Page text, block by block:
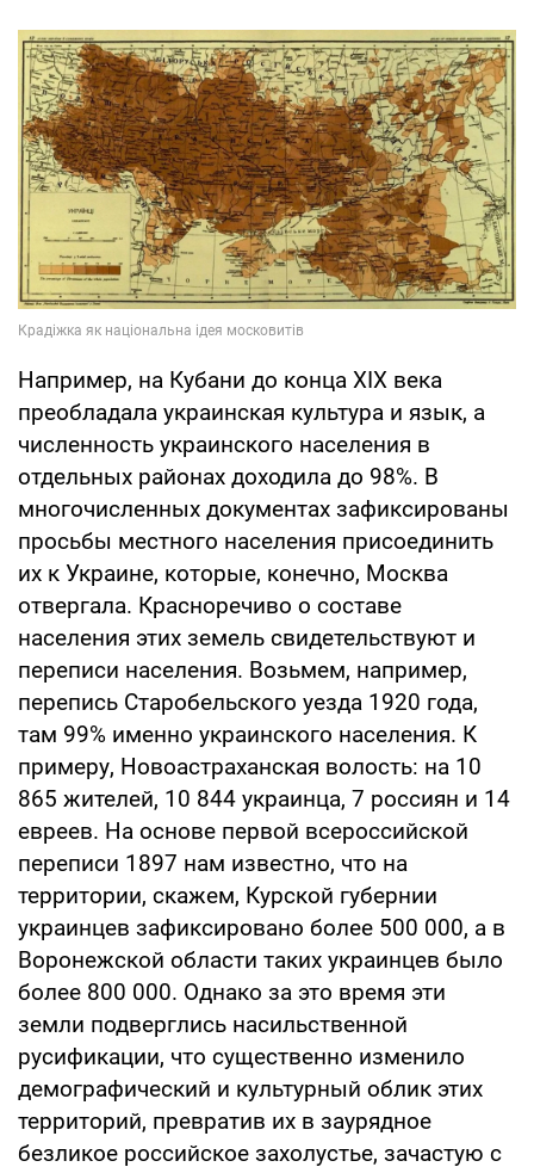
Например, на Кубани до конца XIX века
преобладала украинская культура и язык, а
численность украинского населения в
отдельных районах доходила до 98%. В
многочисленных документах зафиксированы
просьбы местного населения присоединить
их к Украине, которые, конечно, Москва
отвергала. Красноречиво о составе
населения этих земель свидетельствуют и
переписи населения. Возьмем, например,
перепись Старобельского уезда 1920 года,
там 99% именно украинского населения. К
примеру, Новоастраханская волость: на 10
865 жителей, 10 844 украинца, 7 россиян и 14
евреев. На основе первой всероссийской
переписи 1897 нам известно, что на
территории, скажем, Курской губернии
украинцев зафиксировано более 500 000, а в
Воронежской области таких украинцев было
более 800 000. Однако за это время эти
земли подверглись насильственной
русификации, что существенно изменило
демографический и культурный облик этих
территорий, превратив их в заурядное
безликое российское захолустье, зачастую с